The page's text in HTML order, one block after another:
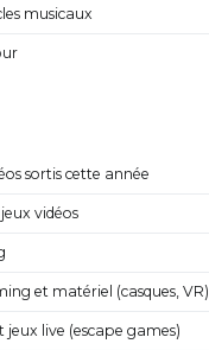
musicaux
sortis cette année
vidéos
et matériel (casques, VR)
jeux live (escape games)